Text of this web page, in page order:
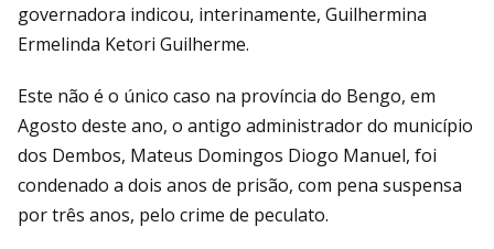
governadora indicou, interinamente, Guilhermina
Ermelinda Ketori Guilherme.
Este não é o único caso na província do Bengo, em
Agosto deste ano, o antigo administrador do município
dos Dembos, Mateus Domingos Diogo Manuel, foi
condenado a dois anos de prisão, com pena suspensa
por três anos, pelo crime de peculato.